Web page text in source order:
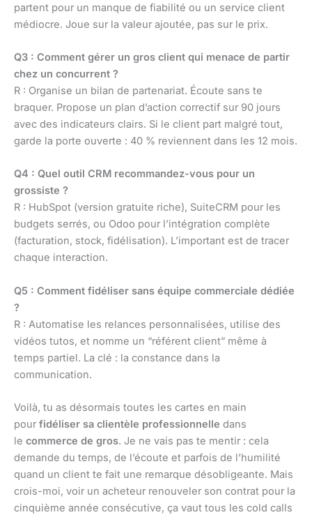
partent pour un manque de fiabilité ou un service client
médiocre. Joue sur la valeur ajoutée, pas sur le prix.
Q3 : Comment gérer un gros client qui menace de partir
chez un concurrent ?
R : Organise un bilan de partenariat. Écoute sans te
braquer. Propose un plan d’action correctif sur 90 jours
avec des indicateurs clairs. Si le client part malgré tout,
garde la porte ouverte : 40 % reviennent dans les 12 mois.
Q4 : Quel outil CRM recommandez-vous pour un
grossiste ?
R : HubSpot (version gratuite riche), SuiteCRM pour les
budgets serrés, ou Odoo pour l’intégration complète
(facturation, stock, fidélisation). L’important est de tracer
chaque interaction.
Q5 : Comment fidéliser sans équipe commerciale dédiée
?
R : Automatise les relances personnalisées, utilise des
vidéos tutos, et nomme un “référent client” même à
temps partiel. La clé : la constance dans la
communication.
Voilà, tu as désormais toutes les cartes en main
pour fidéliser sa clientèle professionnelle dans
le commerce de gros. Je ne vais pas te mentir : cela
demande du temps, de l’écoute et parfois de l’humilité
quand un client te fait une remarque désobligeante. Mais
crois-moi, voir un acheteur renouveler son contrat pour la
cinquième année consécutive, ça vaut tous les cold calls